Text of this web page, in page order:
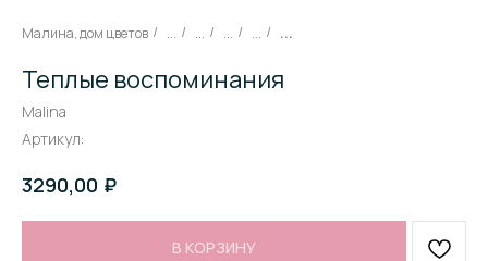
Малина, дом цветов / ... / ... / ... / ... / ...
Теплые воспоминания
Malina
Артикул:
3290,00 ₽
В КОРЗИНУ